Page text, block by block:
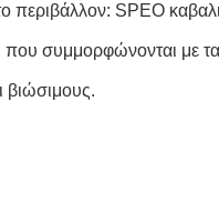
περιβάλλον: SPEO
συμμορφώνονται με
βιώσιμους.